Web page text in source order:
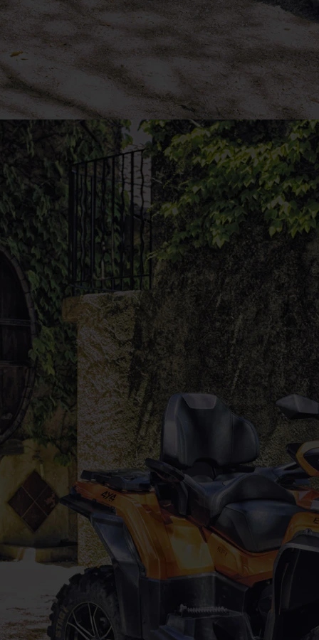
Exkluzivní kola
Dominantou kol jsou
exkluzivně tvarované ráfky
ze slitiny vzácných kovů.
Obratnější,
kompaktnější
I takto kompaktní stroj dosahuje světlé výšky až
305 mm a průměr otáčení je na hranici 10 metrů.
Ergonomičtější
kokpit
Nový kokpit disponuje nastavitelným (35 °)
sportovním volantem, nové generace a
nastavitelným sedadlem řidiče (95 mm dopředu
/ dozadu). Přehledný 5” LCD displej, 2 voděodolné
schránky (15 + 3 l) jsou vychytávky pro
každodenní život.
Pohodlný interiér
Posádka ocení nově tvarovaná a vyztužená
sedadla s novým polstrováním.
Sedák i opěradlo jsou širší, 3-bodový
bezpečnostní pás nové generace je šetrnější pro
lidské tělo.
Madlo spolujezdce
Madlo pro ruce spolujezdce je vysouvatelné a
díky rychloupínacím sponám si spolujezdec jeho
polohu přestaví během chvilky.
Integrovaný box
Nový uzavíratelný / uzamykatelný úložný prostor
zakomponován do linií korby. Box má kapacitu
nosnosti až 150 kg.
LED světla
na obou koncích